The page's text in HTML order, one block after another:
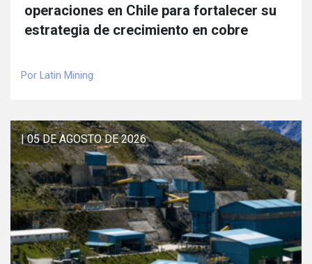
operaciones en Chile para fortalecer su
estrategia de crecimiento en cobre
Por Latin Mining
| 05 DE AGOSTO DE 2026